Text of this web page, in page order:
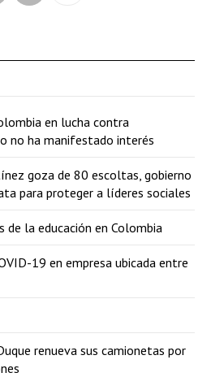
en lucha contra
no ha manifestado interés
goza de 80 escoltas, gobierno
para proteger a líderes sociales
la educación en Colombia
19 en empresa ubicada entre
renueva sus camionetas por